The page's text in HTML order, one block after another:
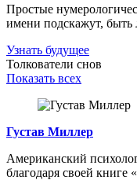
Простые
имени подскажут,
Узнать будущее
Толкователи снов
Показать всех
Густав Миллер
Американский
благодаря своей